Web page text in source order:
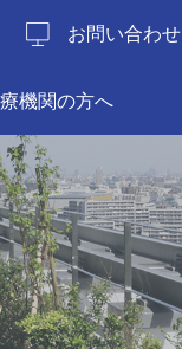
お問い合わせ
機関の方へ